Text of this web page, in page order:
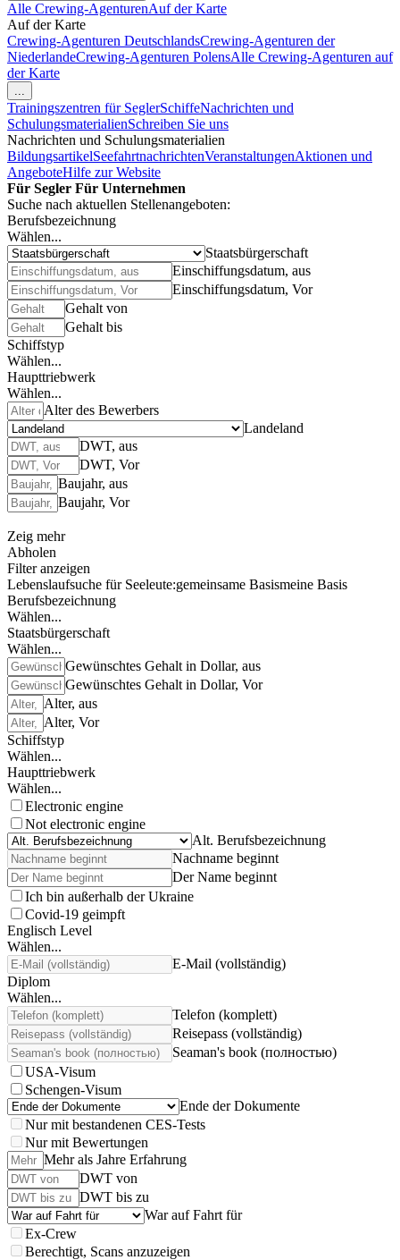
Alle Crewing-AgenturenAuf der Karte
Auf der Karte
Crewing-Agenturen DeutschlandsCrewing-Agenturen der
NiederlandeCrewing-Agenturen PolensAlle Crewing-Agenturen auf
der Karte
...
Trainingszentren für SeglerSchiffeNachrichten und
SchulungsmaterialienSchreiben Sie uns
Nachrichten und Schulungsmaterialien
BildungsartikelSeefahrtnachrichtenVeranstaltungenAktionen und
AngeboteHilfe zur Website
Für Segler Für Unternehmen
Suche nach aktuellen Stellenangeboten:
Berufsbezeichnung
Wählen...
Staatsbürgerschaft
Einschiffungsdatum, aus
Einschiffungsdatum, Vor
Gehalt von
Gehalt bis
Schiffstyp
Wählen...
Haupttriebwerk
Wählen...
Alter des Bewerbers
Landeland
DWT, aus
DWT, Vor
Baujahr, aus
Baujahr, Vor
Zeig mehr
Abholen
Filter anzeigen
Lebenslaufsuche für Seeleute:gemeinsame Basismeine Basis
Berufsbezeichnung
Wählen...
Staatsbürgerschaft
Wählen...
Gewünschtes Gehalt in Dollar, aus
Gewünschtes Gehalt in Dollar, Vor
Alter, aus
Alter, Vor
Schiffstyp
Wählen...
Haupttriebwerk
Wählen...
Electronic engine
Not electronic engine
Alt. Berufsbezeichnung
Nachname beginnt
Der Name beginnt
Ich bin außerhalb der Ukraine
Covid-19 geimpft
Englisch Level
Wählen...
E-Mail (vollständig)
Diplom
Wählen...
Telefon (komplett)
Reisepass (vollständig)
Seaman's book (полностью)
USA-Visum
Schengen-Visum
Ende der Dokumente
Nur mit bestandenen CES-Tests
Nur mit Bewertungen
Mehr als Jahre Erfahrung
DWT von
DWT bis zu
War auf Fahrt für
Ex-Crew
Berechtigt, Scans anzuzeigen